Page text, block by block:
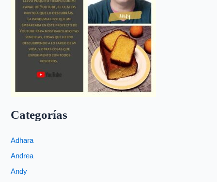
Categorías
Adhara
Andrea
Andy